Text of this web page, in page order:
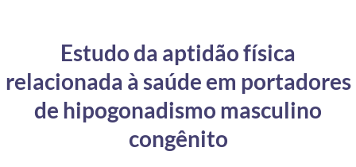
Controladoria-Geral da União
Ministério da Mulher, da Família e dos Direitos Humanos
Estudo da aptidão física
relacionada à saúde em portadores
de hipogonadismo masculino
congênito